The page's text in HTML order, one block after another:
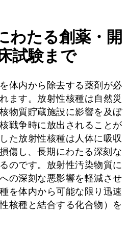
わたる創薬・開
試験まで
体内から除去する薬剤が必
ます。放射性核種は自然災
物質貯蔵施設に影響を及ぼ
戦争時に放出されることが
た放射性核種は人体に吸収
傷し、長期にわたる深刻な
のです。放射性汚染物質に
の深刻な悪影響を軽減させ
を体内から可能な限り迅速
核種と結合する化合物）を